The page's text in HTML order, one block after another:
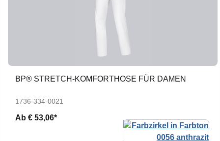
BP® STRETCH-KOMFORTHOSE FÜR DAMEN
1736-334-0021
Ab € 53,06*